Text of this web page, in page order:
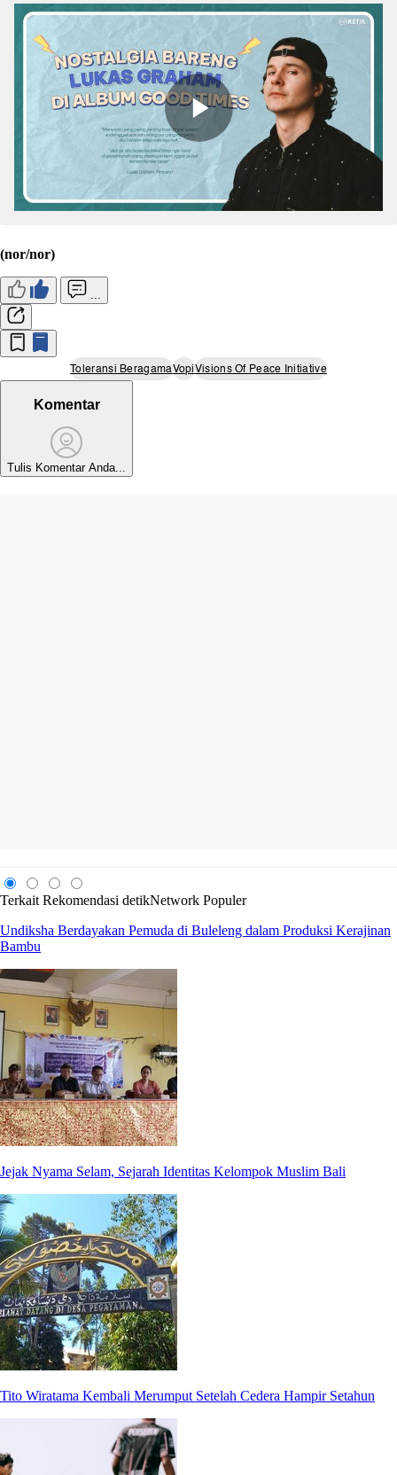
(nor/nor)
Toleransi BeragamaVopiVisions Of Peace Initiative
Komentar
Tulis Komentar Anda...
Terkait Rekomendasi detikNetwork Populer
Undiksha Berdayakan Pemuda di Buleleng dalam Produksi Kerajinan
Bambu
Jejak Nyama Selam, Sejarah Identitas Kelompok Muslim Bali
Tito Wiratama Kembali Merumput Setelah Cedera Hampir Setahun